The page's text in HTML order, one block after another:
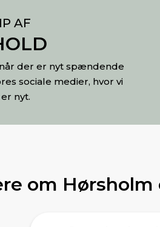
AF
der er nyt spændende
sociale medier, hvor vi
nyt.
om Hørsholm